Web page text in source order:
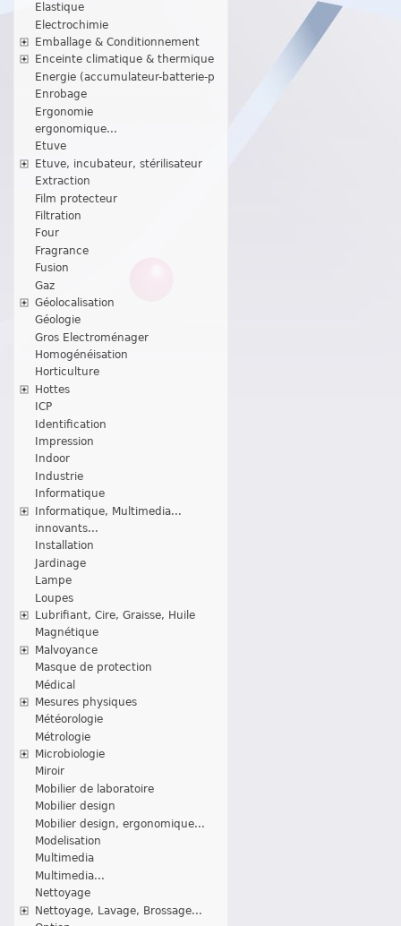
Elastique
Electrochimie
Emballage & Conditionnement
Enceinte climatique & thermique
Energie (accumulateur-batterie-p
Enrobage
Ergonomie
ergonomique...
Etuve
Etuve, incubateur, stérilisateur
Extraction
Film protecteur
Filtration
Four
Fragrance
Fusion
Gaz
Géolocalisation
Géologie
Gros Electroménager
Homogénéisation
Horticulture
Hottes
ICP
Identification
Impression
Indoor
Industrie
Informatique
Informatique, Multimedia...
innovants...
Installation
Jardinage
Lampe
Loupes
Lubrifiant, Cire, Graisse, Huile
Magnétique
Malvoyance
Masque de protection
Médical
Mesures physiques
Météorologie
Métrologie
Microbiologie
Miroir
Mobilier de laboratoire
Mobilier design
Mobilier design, ergonomique...
Modelisation
Multimedia
Multimedia...
Nettoyage
Nettoyage, Lavage, Brossage...